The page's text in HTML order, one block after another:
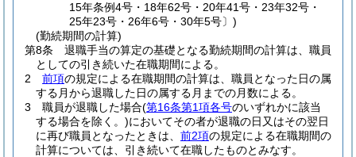
15年条例4号・18年62号・20年41号・23年32号・
25年23号・26年6号・30年5号〕)
(勤続期間の計算)
第8条
退職手当の算定の基礎となる勤続期間の計算は、職員
としての引き続いた在職期間による。
2
前項の規定による在職期間の計算は、職員となった日の属
する月から退職した日の属する月までの月数による。
3
職員が退職した場合(第16条第1項各号のいずれかに該当
する場合を除く。)においてその者が退職の日又はその翌日
に再び職員となったときは、 前2項の規定による在職期間の
計算については、引き続いて在職したものとみなす。